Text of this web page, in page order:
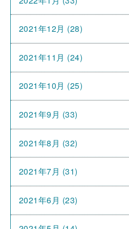
2021年12月 (28)
2021年11月 (24)
2021年10月 (25)
2021年9月 (33)
2021年8月 (32)
2021年7月 (31)
2021年6月 (23)